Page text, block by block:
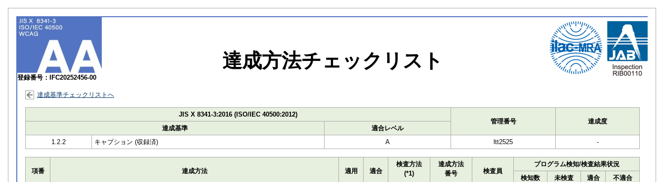
登録番号：IFC20252456-00
達成方法チェックリスト
達成基準チェックリストへ
JIS X 8341-3:2016 (ISO/IEC 40500:2012)
管理番号
達成度
達成基準
適合レベル
1.2.2
キャプション (収録済) A ltt2525 -
項番 達成方法 適用 適合
検査方法
(*1)
達成方法
番号
検査員
プログラム検知/検査結果状況
検知数
未検査 適合
不適合